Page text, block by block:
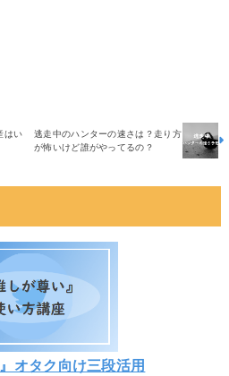
はい
逃走中のハンターの速さは？走り方
が怖いけど誰がやってるの？
オタク向け三段活用